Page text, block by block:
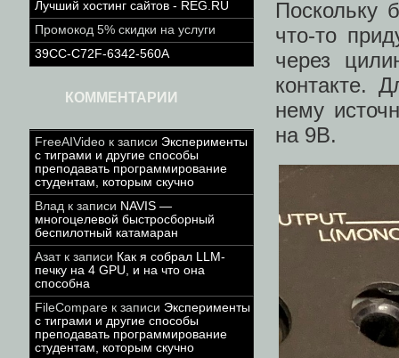
Лучший хостинг сайтов - REG.RU
Промокод 5% скидки на услуги
39CC-C72F-6342-560A
КОММЕНТАРИИ
FreeAIVideo к записи Эксперименты
с тиграми и другие способы
преподавать программирование
студентам, которым скучно
Влад к записи NAVIS —
многоцелевой быстросборный
беспилотный катамаран
Азатк записи Как я собрал LLM-
печку на 4 GPU, и на что она
способна
FileCompare к записи Эксперименты
с тиграми и другие способы
преподавать программирование
студентам, которым скучно
Поскольку
что-то
через
контакте.
нему
на 9В.